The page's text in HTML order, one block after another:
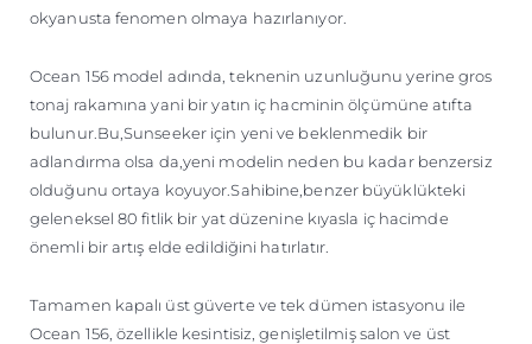
okyanusta fenomen olmaya hazırlanıyor.
Ocean 156 model adında, teknenin uzunluğunu yerine gros
tonaj rakamına yani bir yatın iç hacminin ölçümüne atıfta
bulunur.Bu,Sunseeker için yeni ve beklenmedik bir
adlandırma olsa da,yeni modelin neden bu kadar benzersiz
olduğunu ortaya koyuyor.Sahibine,benzer büyüklükteki
geleneksel 80 fitlik bir yat düzenine kıyasla iç hacimde
önemli bir artış elde edildiğini hatırlatır.
Tamamen kapalı üst güverte ve tek dümen istasyonu ile
Ocean 156, özellikle kesintisiz, genişletilmiş salon ve üst